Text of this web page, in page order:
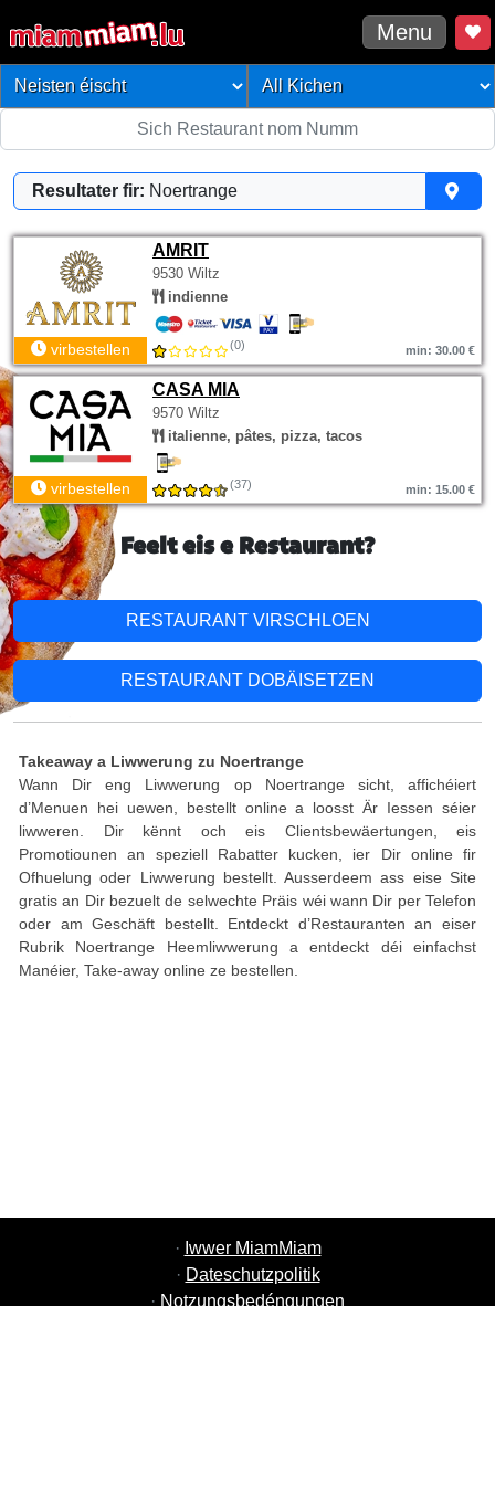
Menu
Resultater fir: Noertrange
AMRIT
9530 Wiltz
indienne
virbestellen (0) min: 30.00 €
CASA MIA
9570 Wiltz
italienne, pâtes, pizza, tacos
virbestellen (37) min: 15.00 €
Feelt eis e Restaurant?
RESTAURANT VIRSCHLOEN
RESTAURANT DOBÄISETZEN
Takeaway a Liwwerung zu Noertrange
Wann Dir eng Liwwerung op Noertrange sicht, affichéiert
d’Menuen hei uewen, bestellt online a loosst Är Iessen séier
liwweren. Dir kënnt och eis Clientsbewäertungen, eis
Promotiounen an speziell Rabatter kucken, ier Dir online fir
Ofhuelung oder Liwwerung bestellt. Ausserdeem ass eise Site
gratis an Dir bezuelt de selwechte Präis wéi wann Dir per Telefon
oder am Geschäft bestellt. Entdeckt d’Restauranten an eiser
Rubrik Noertrange Heemliwwerung a entdeckt déi einfachst
Manéier, Take-away online ze bestellen.
· Iwwer MiamMiam
· Dateschutzpolitik
· Notzungsbedéngungen